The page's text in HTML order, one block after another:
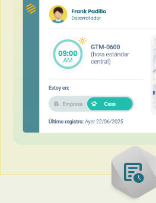
overview